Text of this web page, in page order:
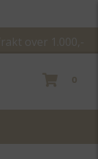
over 1.000,-
0